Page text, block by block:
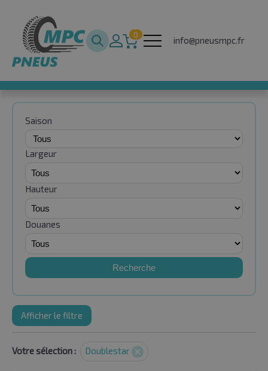
0
info@pneusmpc.fr
Saison
Largeur
Hauteur
Douanes
Recherche
Afficher le filtre
Votre sélection : Doublestar